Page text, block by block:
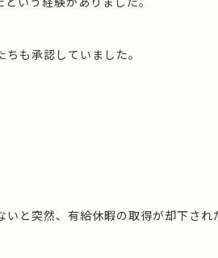
も承認していました。
と突然、有給休暇の取得が却下され